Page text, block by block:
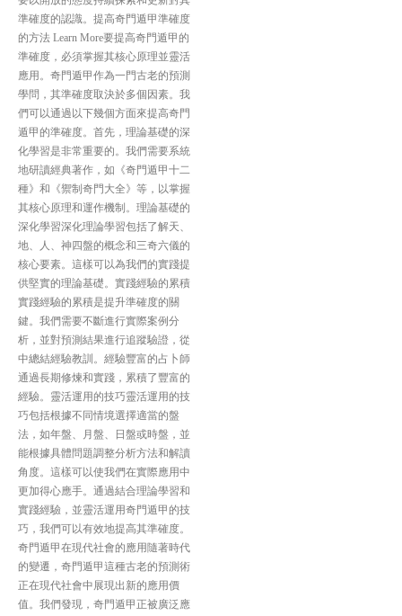
準確度的認識。提高奇門遁甲準確度
的方法 Learn More要提高奇門遁甲的
準確度，必須掌握其核心原理並靈活
應用。奇門遁甲作為一門古老的預測
學問，其準確度取決於多個因素。我
們可以通過以下幾個方面來提高奇門
遁甲的準確度。首先，理論基礎的深
化學習是非常重要的。我們需要系統
地研讀經典著作，如《奇門遁甲十二
種》和《禦制奇門大全》等，以掌握
其核心原理和運作機制。理論基礎的
深化學習深化理論學習包括了解天、
地、人、神四盤的概念和三奇六儀的
核心要素。這樣可以為我們的實踐提
供堅實的理論基礎。實踐經驗的累積
實踐經驗的累積是提升準確度的關
鍵。我們需要不斷進行實際案例分
析，並對預測結果進行追蹤驗證，從
中總結經驗教訓。經驗豐富的占卜師
通過長期修煉和實踐，累積了豐富的
經驗。靈活運用的技巧靈活運用的技
巧包括根據不同情境選擇適當的盤
法，如年盤、月盤、日盤或時盤，並
能根據具體問題調整分析方法和解讀
角度。這樣可以使我們在實際應用中
更加得心應手。通過結合理論學習和
實踐經驗，並靈活運用奇門遁甲的技
巧，我們可以有效地提高其準確度。
奇門遁甲在現代社會的應用隨著時代
的變遷，奇門遁甲這種古老的預測術
正在現代社會中展現出新的應用價
值。我們發現，奇門遁甲正被廣泛應